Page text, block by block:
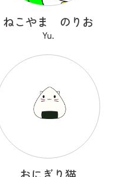
ねこやま のりお
Yu.